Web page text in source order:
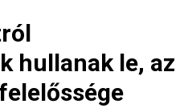
hullanak le, az